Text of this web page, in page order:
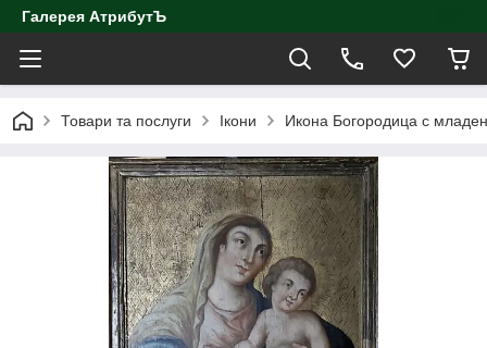
Галерея АтрибутЪ
Товари та послуги Ікони Икона Богородица с